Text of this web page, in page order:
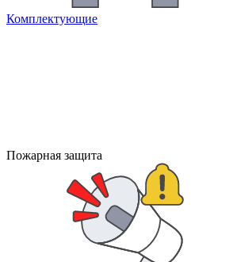
Комплектующие
Пожарная защита